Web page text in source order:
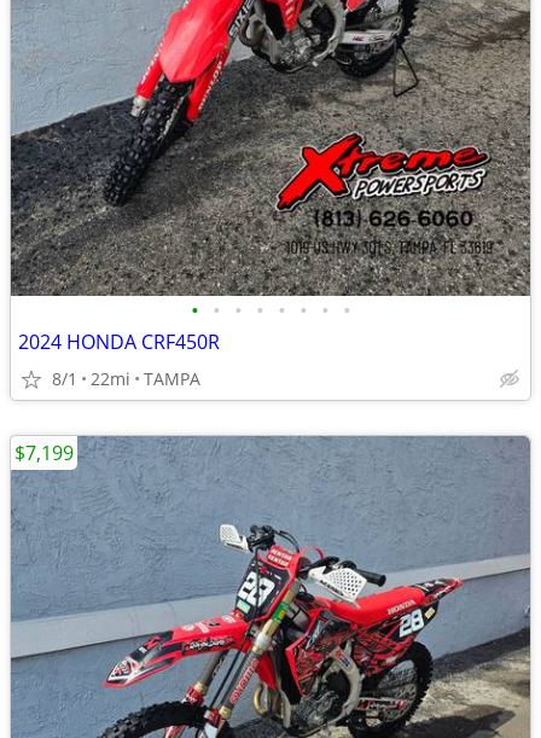
• • • • • • • •
2024 HONDA CRF450R
8/1 22mi TAMPA
$7,199